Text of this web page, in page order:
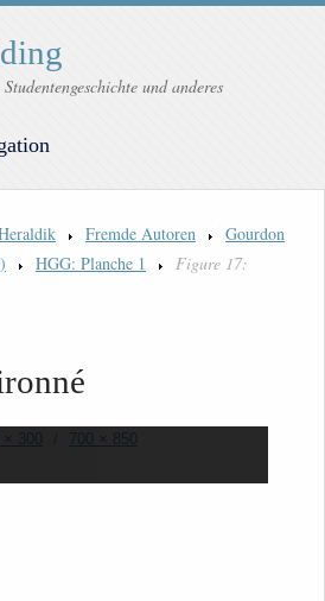
und anderes
Fremde Autoren
Gourdon
HGG: Planche 1
Figure 17:
× 300 700 × 850